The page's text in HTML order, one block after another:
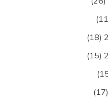
(18)
(15)
(17)